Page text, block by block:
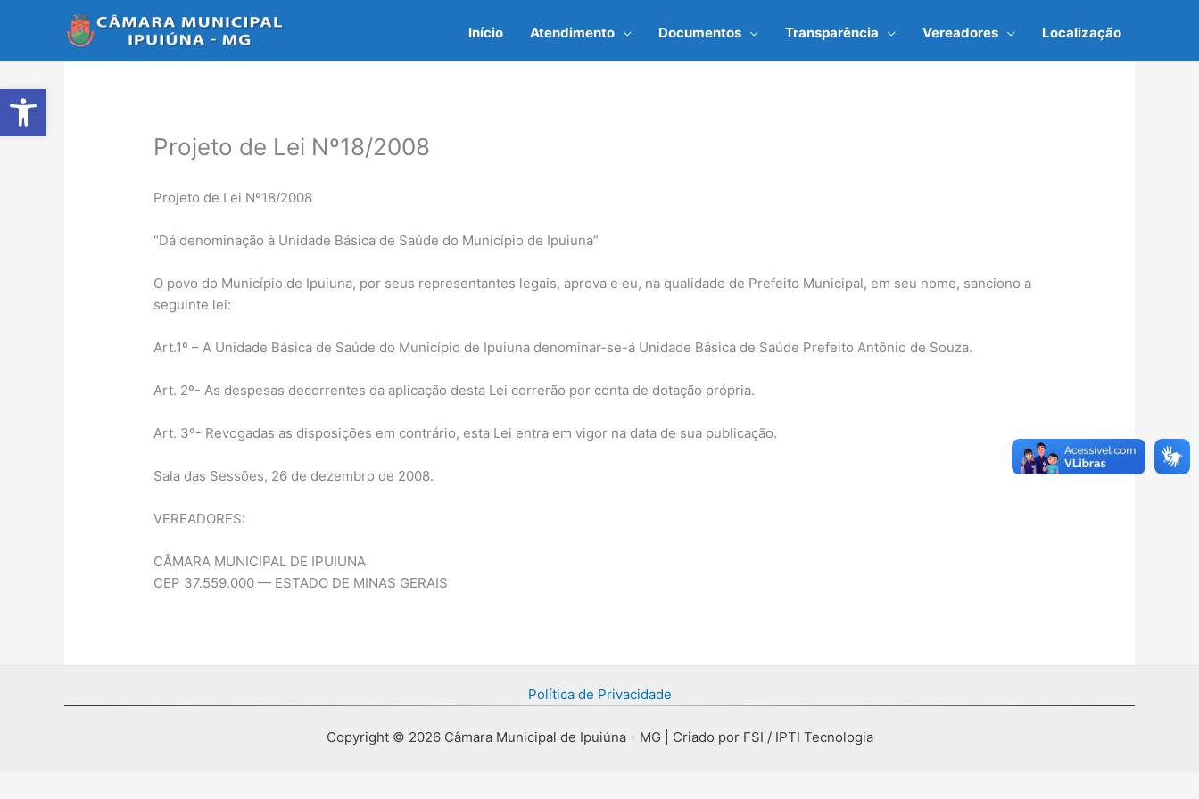
Abrir a barra de ferramentas
Início Atendimento Documentos Transparência Vereadores Localização
Projeto de Lei Nº18/2008
Projeto de Lei Nº18/2008
“Dá denominação à Unidade Básica de Saúde do Município de Ipuiuna”
O povo do Município de Ipuiuna, por seus representantes legais, aprova e eu, na qualidade de Prefeito Municipal, em seu nome, sanciono a
seguinte lei:
Art.1º – A Unidade Básica de Saúde do Município de Ipuiuna denominar-se-á Unidade Básica de Saúde Prefeito Antônio de Souza.
Art. 2º- As despesas decorrentes da aplicação desta Lei correrão por conta de dotação própria.
Art. 3º- Revogadas as disposições em contrário, esta Lei entra em vigor na data de sua publicação.
Sala das Sessões, 26 de dezembro de 2008.
VEREADORES:
CÂMARA MUNICIPAL DE IPUIUNA
CEP 37.559.000 — ESTADO DE MINAS GERAIS
Política de Privacidade
Copyright © 2026 Câmara Municipal de Ipuiúna - MG | Criado por FSI / IPTI Tecnologia